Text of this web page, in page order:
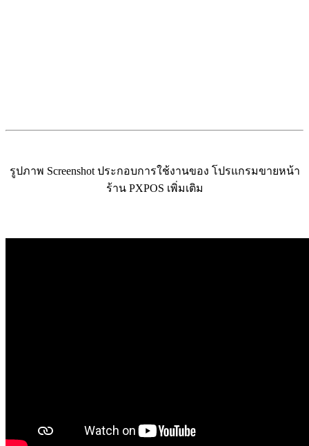
รูปภาพ Screenshot ประกอบการใช้งานของ โปรแกรมขายหน้า
ร้าน PXPOS เพิ่มเติม